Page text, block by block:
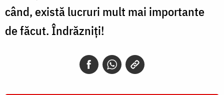
când, există lucruri mult mai importante
de făcut. Îndrăzniți!